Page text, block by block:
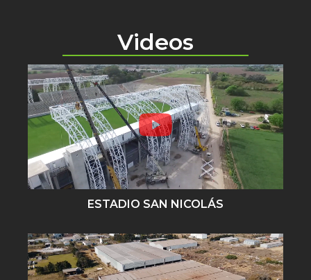
Videos
ESTADIO SAN NICOLÁS